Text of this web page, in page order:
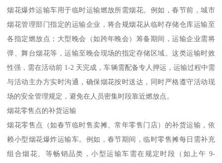
烟花爆炸运输车用于临时运输燃放所需烟花。例如，春节前，城市
烟花管理部门指定的运输企业，将合规烟花从临时存储仓库运输至
各指定燃放点；大型晚会（如跨年晚会）筹备期间，运输企业需将
弹、舞台烟花等，运输至晚会现场的指定存储区域。这类运输时效
性强，需在活动前 1-2 天完成，车辆需配备专人押运，运输过程中需
与活动主办方实时沟通，确保烟花按时送达，同时严格遵守活动现
场的安全管理规定，避免在人员密集时段靠近燃放点。​
烟花零售点的补货运输​
烟花零售点（如春节临时售卖摊、常年零售门店）的补货运输，依
赖小型烟花爆炸运输车。例如，春节期间，临时零售摊每日需补充
组合烟花、等畅销品类，小型运输车需在规定时段（如上午 9-